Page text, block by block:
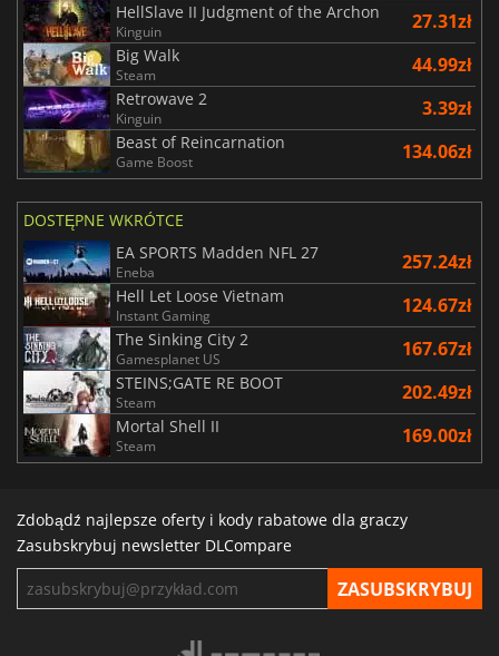
HellSlave II Judgment of the Archon
Kinguin 27.31zł
Big Walk
Steam 44.99zł
Retrowave 2
Kinguin 3.39zł
Beast of Reincarnation
Game Boost 134.06zł
DOSTĘPNE WKRÓTCE
EA SPORTS Madden NFL 27
Eneba 257.24zł
Hell Let Loose Vietnam
Instant Gaming 124.67zł
The Sinking City 2
Gamesplanet US 167.67zł
STEINS;GATE RE BOOT
Steam 202.49zł
Mortal Shell II
Steam 169.00zł
Zdobądź najlepsze oferty i kody rabatowe dla graczy
Zasubskrybuj newsletter DLCompare